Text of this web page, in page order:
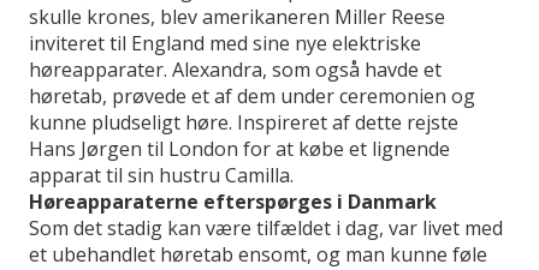
skulle krones, blev amerikaneren Miller Reese
inviteret til England med sine nye elektriske
høreapparater. Alexandra, som også havde et
høretab, prøvede et af dem under ceremonien og
kunne pludseligt høre. Inspireret af dette rejste
Hans Jørgen til London for at købe et lignende
apparat til sin hustru Camilla.
Høreapparaterne efterspørges i Danmark
Som det stadig kan være tilfældet i dag, var livet med
et ubehandlet høretab ensomt, og man kunne føle